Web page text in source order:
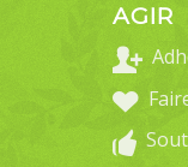
AGIR